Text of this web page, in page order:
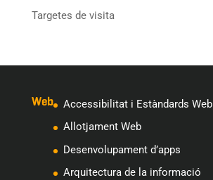
Targetes de visita
Web
Accessibilitat i Estàndards Web
Allotjament Web
Desenvolupament d’apps
Arquitectura de la informació